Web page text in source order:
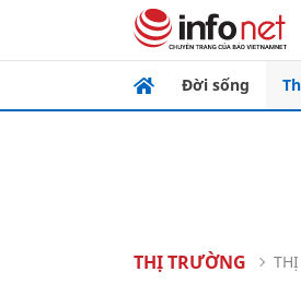
Đời sống
THỊ TRƯỜNG